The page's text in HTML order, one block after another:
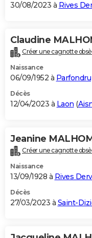
30/08/2023 à Rives
Claudine
Créer une cagnotte
Naissance
06/09/1952 à Parfondru
Décès
12/04/2023 à Laon (
Jeanine
Créer une cagnotte
Naissance
13/09/1928 à Rives
Décès
27/03/2023 à Saint-